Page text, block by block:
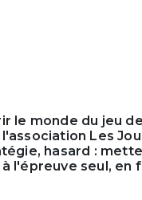
le monde du jeu
Les
hasard :
l'épreuve seul, en